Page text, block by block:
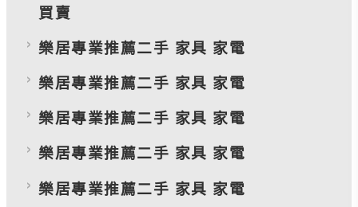
買賣
樂居專業推薦二手 家具 家電
樂居專業推薦二手 家具 家電
樂居專業推薦二手 家具 家電
樂居專業推薦二手 家具 家電
樂居專業推薦二手 家具 家電